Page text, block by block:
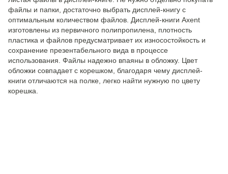
файлы и папки, достаточно выбрать дисплей-книгу с
оптимальным количеством файлов. Дисплей-книги Axent
изготовлены из первичного полипропилена, плотность
пластика и файлов предусматривает их износостойкость и
сохранение презентабельного вида в процессе
использования. Файлы надежно впаяны в обложку. Цвет
обложки совпадает с корешком, благодаря чему дисплей-
книги отличаются на полке, легко найти нужную по цвету
корешка.